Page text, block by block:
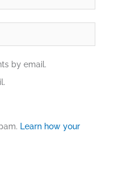
by email.
Learn how your